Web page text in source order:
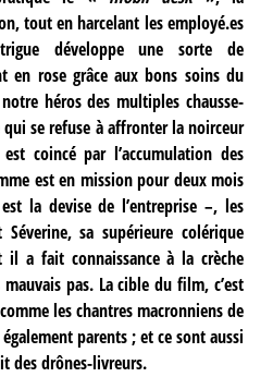
tout en harcelant les employé.es
développe une sorte de
en rose grâce aux bons soins du
héros des multiples chausse-
se refuse à affronter la noirceur
coincé par l’accumulation des
est en mission pour deux mois
la devise de l’entreprise –, les
sa supérieure colérique
il a fait connaissance à la crèche
pas. La cible du film, c’est
les chantres macronniens de
parents ; et ce sont aussi
des drônes-livreurs.